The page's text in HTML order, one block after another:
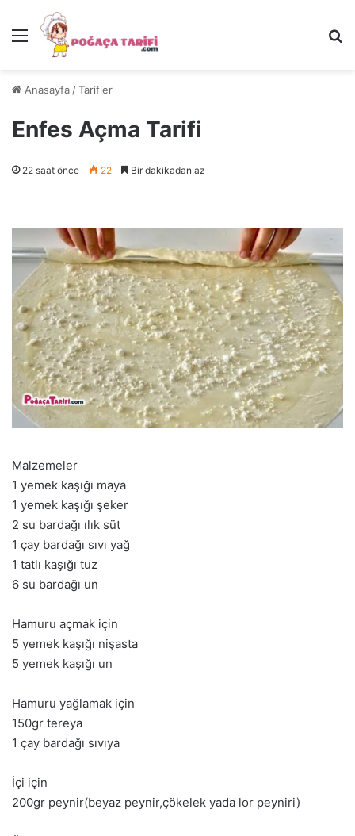
Menü
Anasayfa /Tarifler
Enfes Açma Tarifi
22 saat önce 22 Bir dakikadan az
Malzemeler
1 yemek kaşığı maya
1 yemek kaşığı şeker
2 su bardağı ılık süt
1 çay bardağı sıvı yağ
1 tatlı kaşığı tuz
6 su bardağı un
Hamuru açmak için
5 yemek kaşığı nişasta
5 yemek kaşığı un
Hamuru yağlamak için
150gr tereya
1 çay bardağı sıvıya
İçi için
200gr peynir(beyaz peynir,çökelek yada lor peyniri)